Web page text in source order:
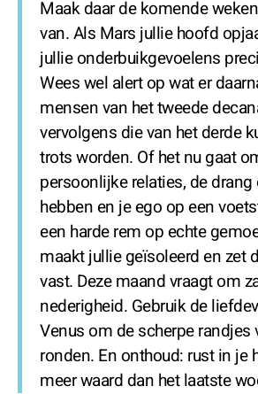
Maak daar de komende
van. Als Mars jullie hoofd
jullie onderbuikgevoelens
Wees wel alert op wat er
mensen van het tweede
vervolgens die van het derde
trots worden. Of het nu gaat
persoonlijke relaties, de
hebben en je ego op een
een harde rem op echte
maakt jullie geïsoleerd en zet
vast. Deze maand vraagt om
nederigheid. Gebruik de
Venus om de scherpe randjes
ronden. En onthoud: rust in je
meer waard dan het laatste